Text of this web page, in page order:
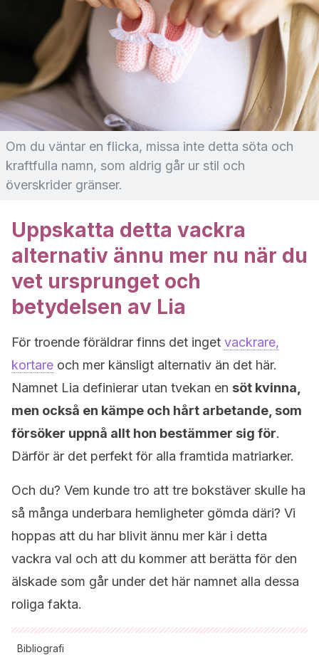
Om du väntar en flicka, missa inte detta söta och
kraftfulla namn, som aldrig går ur stil och
överskrider gränser.
Uppskatta detta vackra
alternativ ännu mer nu när du
vet ursprunget och
betydelsen av Lia
För troende föräldrar finns det inget vackrare,
kortare och mer känsligt alternativ än det här.
Namnet Lia definierar utan tvekan en söt kvinna,
men också en kämpe och hårt arbetande, som
försöker uppnå allt hon bestämmer sig för.
Därför är det perfekt för alla framtida matriarker.
Och du? Vem kunde tro att tre bokstäver skulle ha
så många underbara hemligheter gömda däri? Vi
hoppas att du har blivit ännu mer kär i detta
vackra val och att du kommer att berätta för den
älskade som går under det här namnet alla dessa
roliga fakta.
Bibliografi